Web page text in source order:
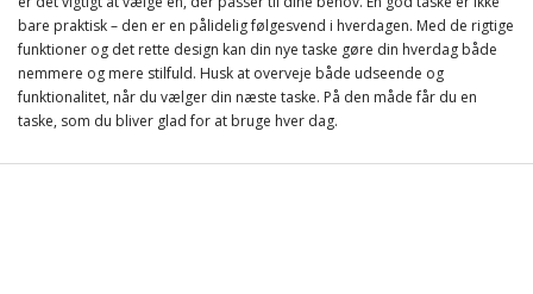
bare praktisk – den er en pålidelig følgesvend i hverdagen. Med de rigtige
funktioner og det rette design kan din nye taske gøre din hverdag både
nemmere og mere stilfuld. Husk at overveje både udseende og
funktionalitet, når du vælger din næste taske. På den måde får du en
taske, som du bliver glad for at bruge hver dag.